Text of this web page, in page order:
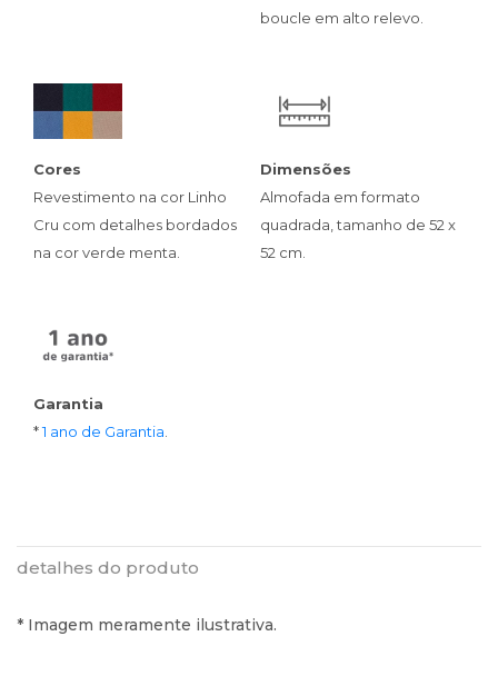
boucle em alto relevo.
Cores
Revestimento na cor Linho
Cru com detalhes bordados
na cor verde menta.
Dimensões
Almofada em formato
quadrada, tamanho de 52 x
52 cm.
Garantia
*1 ano de Garantia
detalhes do produto
* Imagem meramente ilustrativa.